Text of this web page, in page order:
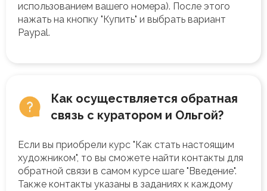
использованием вашего номера). После этого
нажать на кнопку "Купить" и выбрать вариант
Paypal.
Как осуществляется обратная
связь с куратором и Ольгой?
Если вы приобрели курс "Как стать настоящим
художником", то вы сможете найти контакты для
обратной связи в самом курсе шаге "Введение".
Также контакты указаны в заданиях к каждому